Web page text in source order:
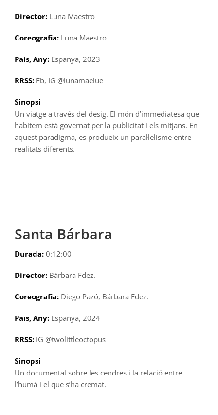
Director:Luna Maestro
Coreografia:Luna Maestro
País, Any:Espanya, 2023
RRSS:Fb, IG @lunamaelue
Sinopsi
Un viatge a través del desig. El món d’immediatesa que
habitem està governat per la publicitat i els mitjans. En
aquest paradigma, es produeix un paral·lelisme entre
realitats diferents.
Santa Bárbara
Durada: 0:12:00
Director:Bárbara Fdez.
Coreografia:Diego Pazó, Bárbara Fdez.
País, Any:Espanya, 2024
RRSS:IG @twolittleoctopus
Sinopsi
Un documental sobre les cendres i la relació entre
l’humà i el que s’ha cremat.